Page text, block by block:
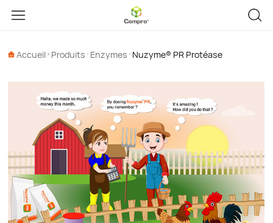
Accueil Produits Enzymes Nuzyme® PR Protéase